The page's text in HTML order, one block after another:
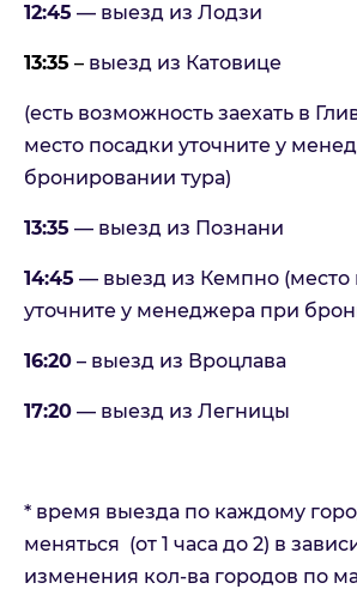
12:45 — выезд из Лодзи
13:35 – выезд из Катовице
(есть возможность заехать в
место посадки уточните у
бронировании тура)
13:35 — выезд из Познани
14:45 — выезд из Кемпно (место
уточните у менеджера при
16:20 – выезд из Вроцлава
17:20 — выезд из Легницы
* время выезда по каждому
меняться (от 1 часа до 2) в
изменения кол-ва городов по